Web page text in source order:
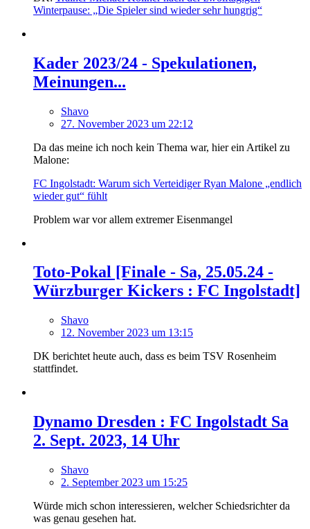
Winterpause: „Die Spieler sind wieder sehr hungrig“
Kader 2023/24 - Spekulationen,
Meinungen...
Shavo
27. November 2023 um 22:12
Da das meine ich noch kein Thema war, hier ein Artikel zu
Malone:
FC Ingolstadt: Warum sich Verteidiger Ryan Malone „endlich
wieder gut“ fühlt
Problem war vor allem extremer Eisenmangel
Toto-Pokal [Finale - Sa, 25.05.24 -
Würzburger Kickers : FC Ingolstadt]
Shavo
12. November 2023 um 13:15
DK berichtet heute auch, dass es beim TSV Rosenheim
stattfindet.
Dynamo Dresden : FC Ingolstadt Sa
2. Sept. 2023, 14 Uhr
Shavo
2. September 2023 um 15:25
Würde mich schon interessieren, welcher Schiedsrichter da
was genau gesehen hat.